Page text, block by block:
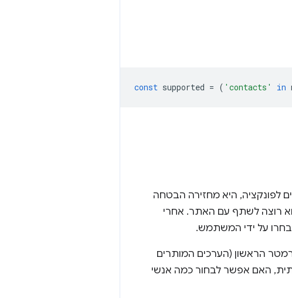
const supported = ( 'contacts' in
לפונקציה, היא מחזירה הבטחה
רוצה לשתף עם האתר. אחרי
על ידי המשתמש.
הראשון (הערכים המותרים
האם אפשר לבחור כמה אנשי